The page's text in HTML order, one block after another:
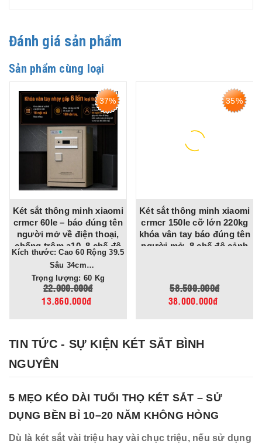
Đánh giá sản phẩm
Sản phẩm cùng loại
37%
Két sắt thông minh xiaomi
crmcr 60le – báo đúng tên
người mở về điện thoại,
chống trộm a10, 8 chế độ
cảnh báo điện thoại
Kích thước: Cao 60 Rộng 39.5
Sâu 34cm
Trọng lượng: 60 Kg
22.000.000đ
13.860.000đ
35%
Két sắt thông minh xiaomi
crmcr 150le cỡ lớn 220kg
khóa vân tay báo đúng tên
người mở, 8 chế độ cảnh
58.500.000đ
38.000.000đ
TIN TỨC - SỰ KIỆN KÉT SẮT BÌNH
NGUYÊN
5 MẸO KÉO DÀI TUỔI THỌ KÉT SẮT – SỬ
DỤNG BỀN BỈ 10–20 NĂM KHÔNG HỎNG
Dù là két sắt vài triệu hay vài chục triệu, nếu sử dụng